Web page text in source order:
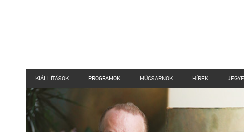
KIÁLLÍTÁSOK PROGRAMOK MŰCSARNOK HÍREK